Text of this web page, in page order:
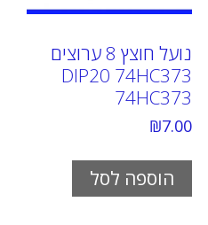
נועל חוצץ 8 ערוצים
DIP20 74HC373
74HC373
₪7.00
הוספה לסל